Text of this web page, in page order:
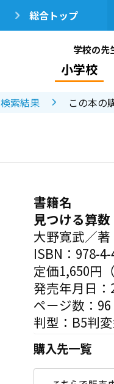
総合トップ
学校の先
小学校
検索結果 この本の
書籍名
見つける算数
大野寛武／
ISBN：978-
定価1,650円
発売年月日：
ページ数：96
判型：B5判
購入先一覧